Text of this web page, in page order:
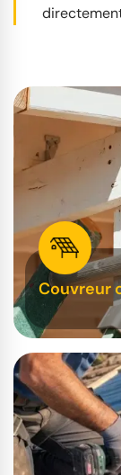
Couvreur